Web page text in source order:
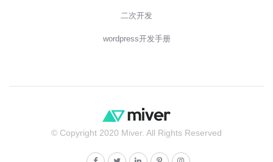
二次开发
wordpress开发手册
© Copyright 2020 Miver. All Rights Reserved